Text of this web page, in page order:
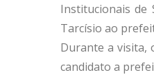
Institucionais de
Tarcísio ao
Durante a visita,
candidato a